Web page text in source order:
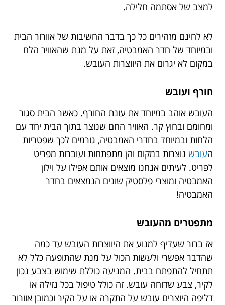
למצב של אסתמה חלילה.
לא לחינם מזהירים כל כך בדבר החשיבות של אוורור הבית
ובמיוחד של חדר האמבטיה, זאת על מנת שהאוויר הלח
במקום לא יגרום את היווצרות העובש.
חורף ועובש
העובש אוהב במיוחד את עונת החורף. כאשר הבית סגור
ומחומם ובחוץ קר. האוויר החם שנוצר בתוך הבית יחד עם
הלחות ובמיוחד בחדרי האמבטיה, גורמים לכך שפטריות
העובש נוצרות במקום והן מתפתחות ועוברות מפריט
לפריט. לעיתים אנחנו מוצאים אותם אפילו על וילון
האמבטיה ומוצרי פלסטיק שונים הנמצאים בחדר
האמבטיה!
מתפטרים מהעובש
אז ברור שעדיף למנוע את היווצרות העובש עד כמה
שהדבר אפשרי ולעשות הכול על מנת שהתופעה כלל לא
תתחיל להתפתח בבית. המניעה כוללת שימוש בצבע נכון
לקיר, צבע שדוחה עובש. זה כולל טיפול בכל נזילה או
דליפה היוצרים עובש על התקרה או על הקיר וכמובן אוורור